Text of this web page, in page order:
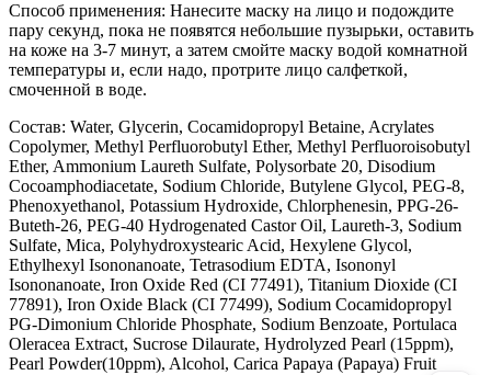
Способ применения: Нанесите маску на лицо и подождите
пару секунд, пока не появятся небольшие пузырьки, оставить
на коже на 3-7 минут, а затем смойте маску водой комнатной
температуры и, если надо, протрите лицо салфеткой,
смоченной в воде.
Состав: Water, Glycerin, Cocamidopropyl Betaine, Acrylates
Copolymer, Methyl Perfluorobutyl Ether, Methyl Perfluoroisobutyl
Ether, Ammonium Laureth Sulfate, Polysorbate 20, Disodium
Cocoamphodiacetate, Sodium Chloride, Butylene Glycol, PEG-8,
Phenoxyethanol, Potassium Hydroxide, Chlorphenesin, PPG-26-
Buteth-26, PEG-40 Hydrogenated Castor Oil, Laureth-3, Sodium
Sulfate, Mica, Polyhydroxystearic Acid, Hexylene Glycol,
Ethylhexyl Isononanoate, Tetrasodium EDTA, Isononyl
Isononanoate, Iron Oxide Red (CI 77491), Titanium Dioxide (CI
77891), Iron Oxide Black (CI 77499), Sodium Cocamidopropyl
PG-Dimonium Chloride Phosphate, Sodium Benzoate, Portulaca
Oleracea Extract, Sucrose Dilaurate, Hydrolyzed Pearl (15ppm),
Pearl Powder(10ppm), Alcohol, Carica Papaya (Papaya) Fruit